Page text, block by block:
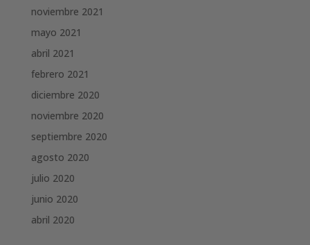
noviembre 2021
mayo 2021
abril 2021
febrero 2021
diciembre 2020
noviembre 2020
septiembre 2020
agosto 2020
julio 2020
junio 2020
abril 2020